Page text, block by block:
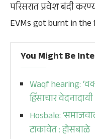
परिसरात प्रवेश बंदी
EVMs got burnt in
You Might Be
Waqf hearing:
हिंसाचार वेदनादायी
Hosbale:
टाकावेत : होसबाळे